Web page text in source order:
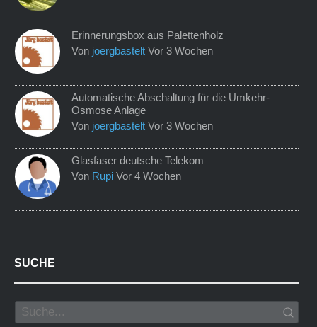
Erinnerungsbox aus Palettenholz
Von joergbastelt Vor 3 Wochen
Automatische Abschaltung für die Umkehr-
Osmose Anlage
Von joergbastelt Vor 3 Wochen
Glasfaser deutsche Telekom
Von Rupi Vor 4 Wochen
SUCHE